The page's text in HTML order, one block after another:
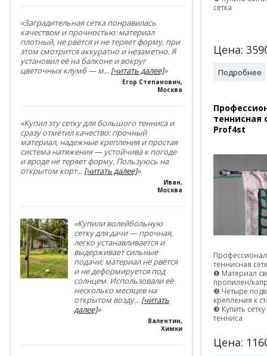
«Заградительная сетка понравилась
качеством и прочностью: материал
плотный, не рвётся и не теряет форму, при
этом смотрится аккуратно и незаметно. Я
установил её на балконе и вокруг
цветочных клумб — м... [читать далее]»
Егор Степанович,
Москва
«Купил эту сетку для большого тенниса и
сразу отметил качество: прочный
материал, надежные крепления и простая
система натяжения — устойчива к погоде
и вроде не теряет форму. Пользуюсь на
открытом корт... [читать далее]»
Иван,
Москва
«Купили волейбольную
сетку для дачи — прочная,
легко устанавливается и
выдерживает сильные
подачи; материал не рвётся
и не деформируется под
солнцем. Использовали её
несколько месяцев на
открытом возду... [читать
далее]»
Валентин,
Химки
сетка
Цена:
Подробнее
теннисная
Prof4st
теннисная
❶ Материал
пропилен/
❷ Четыре
крепления к
❸ Купить
тенниса
Цена: